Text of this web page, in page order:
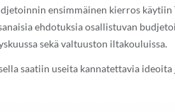
ensimmäinen kierros
ehdotuksia osallistuvan
sekä valtuuston iltakouluissa.
saatiin useita kannatettavia